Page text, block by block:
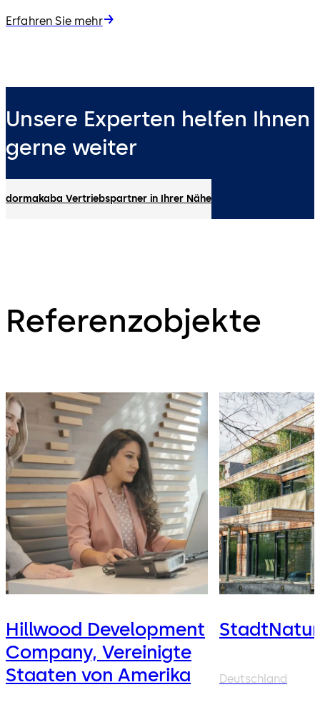
Erfahren Sie mehr
Unsere Experten helfen Ihnen
gerne weiter
dormakaba Vertriebspartner in Ihrer Nähe
Referenzobjekte
Hillwood Development
Company, Vereinigte
Staaten von Amerika
Deutschland